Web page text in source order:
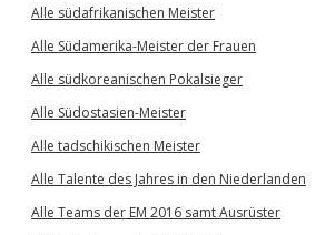
Alle südafrikanischen Meister
Alle Südamerika-Meister der Frauen
Alle südkoreanischen Pokalsieger
Alle Südostasien-Meister
Alle tadschikischen Meister
Alle Talente des Jahres in den Niederlanden
Alle Teams der EM 2016 samt Ausrüster